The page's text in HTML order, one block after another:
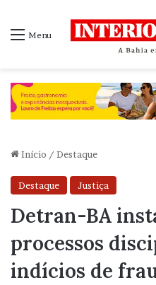
Menu
Início / Destaque
Destaque Justiça
Detran-BA
processos
indícios de